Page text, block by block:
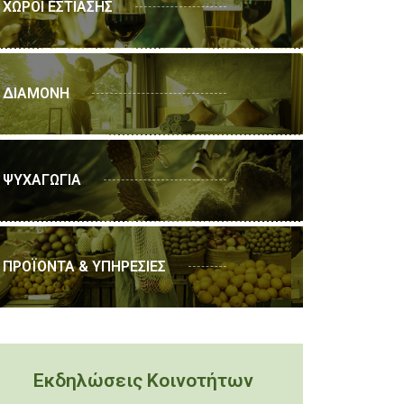
ΧΩΡΟΙ ΕΣΤΙΑΣΗΣ
ΔΙΑΜΟΝΗ
ΨΥΧΑΓΩΓΙΑ
ΠΡΟΪΟΝΤΑ & ΥΠΗΡΕΣΙΕΣ
Εκδηλώσεις Κοινοτήτων